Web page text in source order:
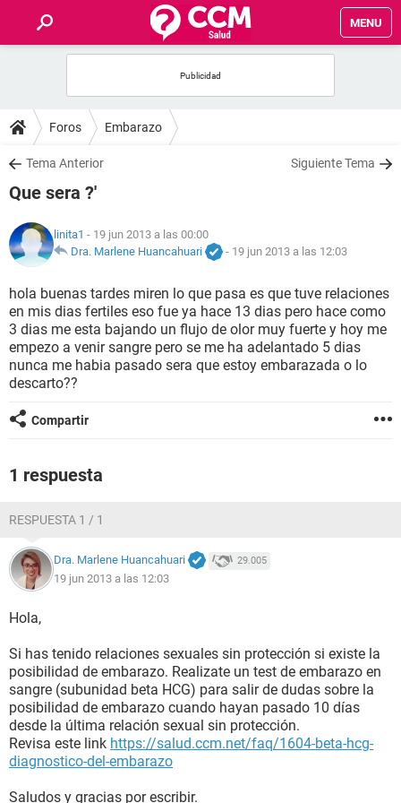
MENU
FOROS
SALUD
FAMILIA
NUTRICIÓN
BIENESTAR
SEXUALIDAD
GLOSARIO
Foros Embarazo
Tema Anterior Siguiente Tema
Que sera ?'
linita1 - 19 jun 2013 a las 00:00
Dra. Marlene Huancahuari
- 19 jun 2013 a las 12:03
hola buenas tardes miren lo que pasa es que tuve relaciones
en mis dias fertiles eso fue ya hace 13 dias pero hace como
3 dias me esta bajando un flujo de olor muy fuerte y hoy me
empezo a venir sangre pero se me ha adelantado 5 dias
nunca me habia pasado sera que estoy embarazada o lo
descarto??
Compartir
1 respuesta
RESPUESTA 1 / 1
Dra. Marlene Huancahuari 29.005
19 jun 2013 a las 12:03
Hola,
Si has tenido relaciones sexuales sin protección si existe la
posibilidad de embarazo. Realizate un test de embarazo en
sangre (subunidad beta HCG) para salir de dudas sobre la
posibilidad de embarazo cuando hayan pasado 10 días
desde la última relación sexual sin protección.
Revisa este link https://salud.ccm.net/faq/1604-beta-hcg-
diagnostico-del-embarazo
Saludos y gracias por escribir.